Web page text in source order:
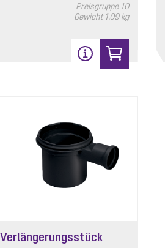
Preisgruppe 10
Gewicht 1.09 kg
Verlängerungsstück